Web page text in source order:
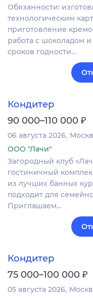
Обязанности:
технологическим
приготовление
работа с шоколадом
сроков годности…
Кондитер
90 000–110 000 ₽
06 августа 2026
ООО "Лачи"
Загородный клуб
гостиничный
из лучших банных
подходит для
Приглашаем…
Кондитер
75 000–100 000 ₽
05 августа 2026